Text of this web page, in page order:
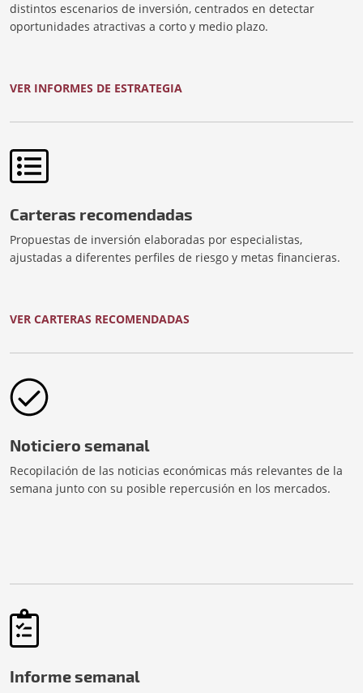
distintos escenarios de inversión, centrados en detectar
oportunidades atractivas a corto y medio plazo.
VER INFORMES DE ESTRATEGIA
Carteras recomendadas
Propuestas de inversión elaboradas por especialistas,
ajustadas a diferentes perfiles de riesgo y metas financieras.
VER CARTERAS RECOMENDADAS
Noticiero semanal
Recopilación de las noticias económicas más relevantes de la
semana junto con su posible repercusión en los mercados.
Informe semanal